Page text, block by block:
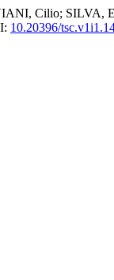
Cilio; SILVA,
10.20396/